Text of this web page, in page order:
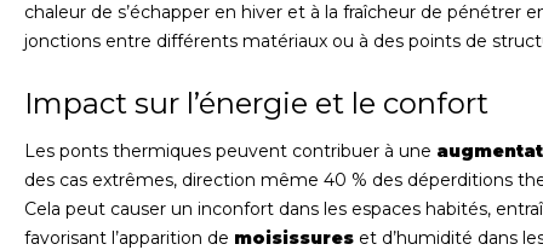
chaleur de s’échapper en hiver et à la fraîcheur de pénétrer
jonctions entre différents matériaux ou à des points de
Impact sur l’énergie et le confort
Les ponts thermiques peuvent contribuer à une
des cas extrêmes, direction même 40 % des déperditions
Cela peut causer un inconfort dans les espaces habités,
favorisant l’apparition de moisissures et d’humidité dans